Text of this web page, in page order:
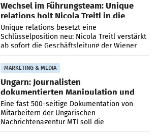
Wechsel im Führungsteam: Unique
relations holt Nicola Treitl in die
Geschäftsleitung
Unique relations besetzt eine
Schlüsselposition neu: Nicola Treitl verstärkt
ab sofort die Geschäftsleitung der Wiener
PR-Agentur an der Seite von Josef Kalina und
Anna Kalina-Mahr.
MARKETING & MEDIA
Ungarn: Journalisten
dokumentierten Manipulation und
Zensur
Eine fast 500-seitige Dokumentation von
Mitarbeitern der Ungarischen
Nachrichtenagentur MTI soll die
systematische Nachrichten-Manipulation und